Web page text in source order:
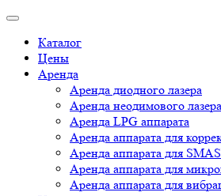
Каталог
Цены
Аренда
Аренда диодного лазера
Аренда неодимового лазера
Аренда LPG аппарата
Аренда аппарата для
Аренда аппарата для
Аренда аппарата для
Аренда аппарата для